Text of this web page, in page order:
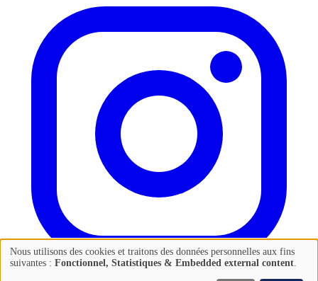
Utilisation
Nous utilisons des cookies et traitons des données personnelles aux fins
suivantes : Fonctionnel, Statistiques & Embedded external content